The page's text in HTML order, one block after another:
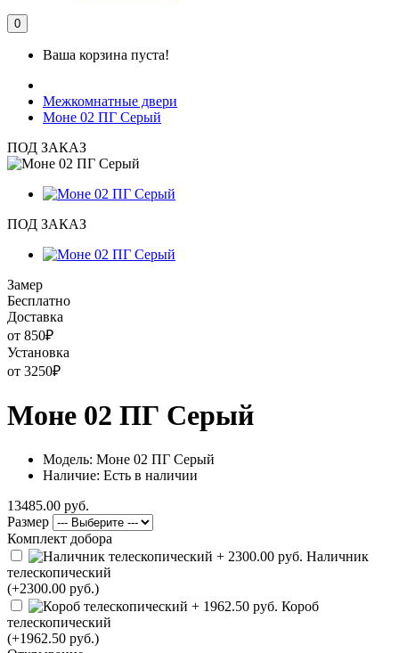
0
Ваша корзина пуста!
Межкомнатные двери
Моне 02 ПГ Серый
ПОД ЗАКАЗ
ПОД ЗАКАЗ
Замер
Бесплатно
Доставка
от 850₽
Установка
от 3250₽
Моне 02 ПГ Серый
Модель: Моне 02 ПГ Серый
Наличие: Есть в наличии
13485.00 руб.
Размер
Комплект добора
Наличник
телескопический
(+2300.00 руб.)
Короб
телескопический
(+1962.50 руб.)